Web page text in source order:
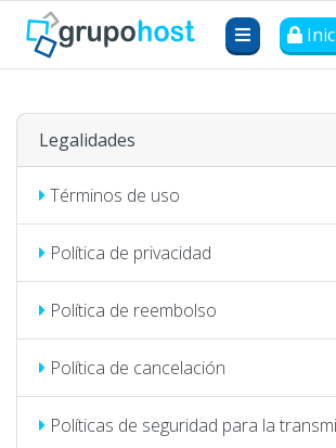
Legalidades
Términos de uso
Política de privacidad
Política de reembolso
Política de cancelación
Políticas de seguridad para la